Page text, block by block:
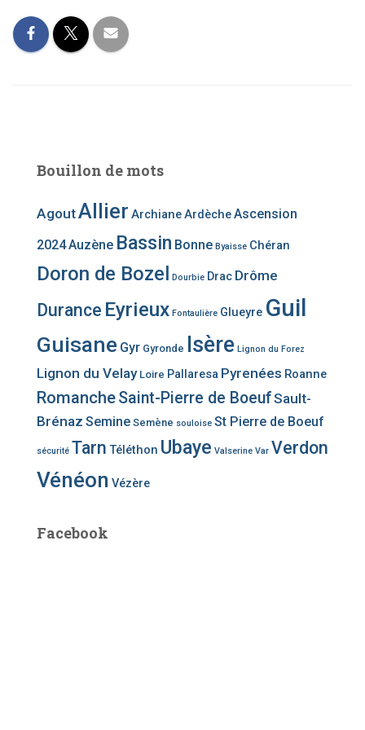
Bouillon de mots
AgoutAllier ArchianeArdècheAscension
2024Auzène Bassin Bonne Byaisse Chéran
Doron de Bozel Dourbie Drac Drôme
Durance Eyrieux Fontaulière Glueyre Guil
Guisane Gyr Gyronde Isère Lignon du Forez
Lignon du Velay Loire Pallaresa Pyrenées Roanne
RomancheSaint-Pierre de BoeufSault-
Brénaz Semine Semène souloise St Pierre de Boeuf
sécurité Tarn Téléthon Ubaye Valserine Var Verdon
Vénéon Vézère
Facebook